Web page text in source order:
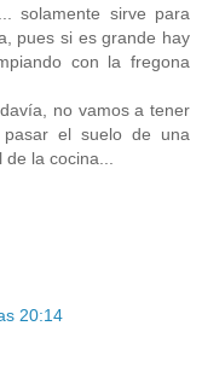
solamente sirve para
pues si es grande hay
con la fregona
no vamos a tener
el suelo de una
la cocina...
20:14